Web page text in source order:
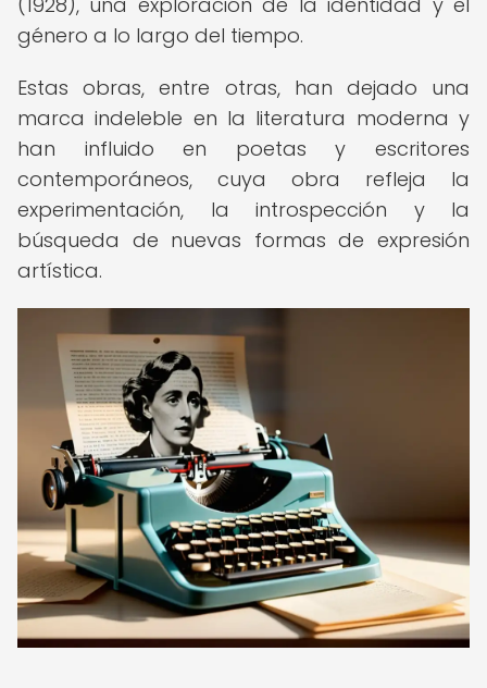
género a lo largo del tiempo.
Estas obras, entre otras, han dejado una
marca indeleble en la literatura moderna y
han influido en poetas y escritores
contemporáneos, cuya obra refleja la
experimentación, la introspección y la
búsqueda de nuevas formas de expresión
artística.